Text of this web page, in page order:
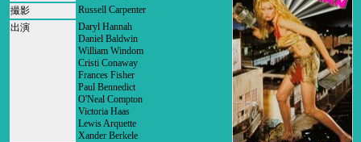
撮影
Russell Carpenter
出演
Daryl Hannah
Daniel Baldwin
William Windom
Cristi Conaway
Frances Fisher
Paul Bennedict
O'Neal Compton
Victoria Haas
Lewis Arquette
Xander Berkele